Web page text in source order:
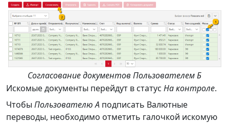
Согласование документов Пользователем Б
Искомые документы перейдут в статус На контроле.
Чтобы Пользователю А подписать Валютные
переводы, необходимо отметить галочкой искомую